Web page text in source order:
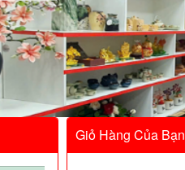
Giỏ Hàng Của Bạn